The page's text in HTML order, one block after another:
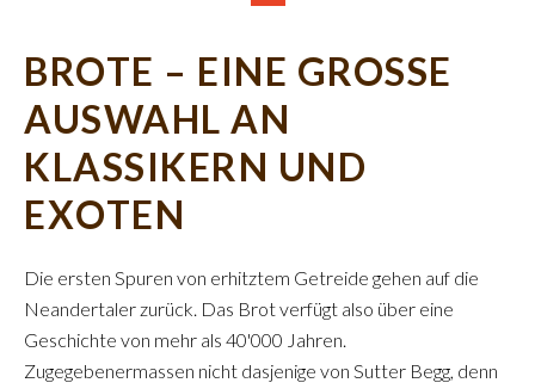
BROTE – EINE GROSSE
AUSWAHL AN
KLASSIKERN UND
EXOTEN
Die ersten Spuren von erhitztem Getreide gehen auf die
Neandertaler zurück. Das Brot verfügt also über eine
Geschichte von mehr als 40'000 Jahren.
Zugegebenermassen nicht dasjenige von Sutter Begg, denn